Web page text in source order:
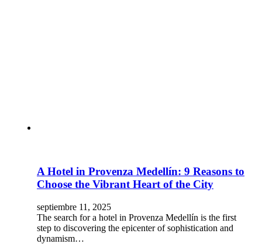
A Hotel in Provenza Medellín: 9 Reasons to
Choose the Vibrant Heart of the City
septiembre 11, 2025
The search for a hotel in Provenza Medellín is the first
step to discovering the epicenter of sophistication and
dynamism…